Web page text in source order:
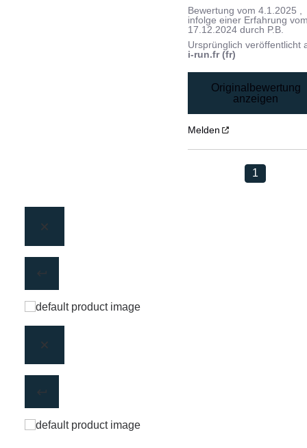
Bewertung vom4.1.2025 ,
infolge einer Erfahrung
17.12.2024 durch P.B.
Ursprünglich veröffentlicht
i-run.fr (fr)
Originalbewertung
anzeigen
Melden
1